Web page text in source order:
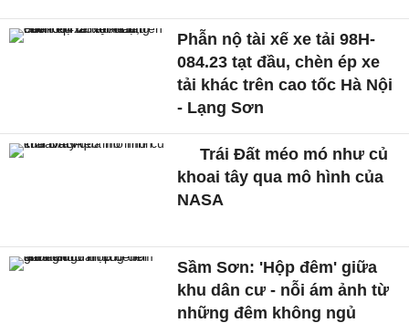
Phẫn nộ tài xế xe tải 98H-
084.23 tạt đầu, chèn ép xe
tải khác trên cao tốc Hà Nội
- Lạng Sơn
Trái Đất méo mó như củ
khoai tây qua mô hình của
NASA
Sầm Sơn: 'Hộp đêm' giữa
khu dân cư - nỗi ám ảnh từ
những đêm không ngủ